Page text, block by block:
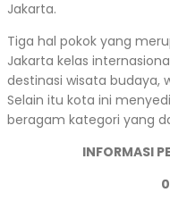
Jakarta.
Tiga hal pokok yang
Jakarta kelas
destinasi wisata budaya,
Selain itu kota ini
beragam kategori yang
INFORMASI